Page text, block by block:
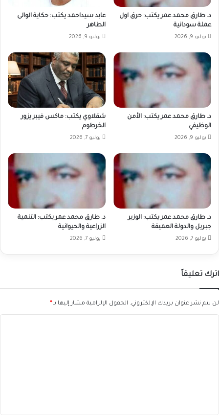
د. طارق محمد عمر يكتب: حرق اول
عملة سودانية
يوليو 9, 2026
عابد سيداحمد يكتب: حكاية الوالى
الطاهر
يوليو 9, 2026
د. طارق محمد عمر يكتب: الأمن
الوظيفي
يوليو 9, 2026
شقلاوي يكتب: ماكس فيبر يزور
الخرطوم
يوليو 7, 2026
د. طارق محمد عمر يكتب: الوزير
جبريل والدولة العميقة
يوليو 7, 2026
د. طارق محمد عمر يكتب: التنمية
الزراعية والحيوانية
يوليو 7, 2026
اترك تعليقاً
لن يتم نشر عنوان بريدك الإلكتروني. الحقول الإلزامية مشار إليها بـ*